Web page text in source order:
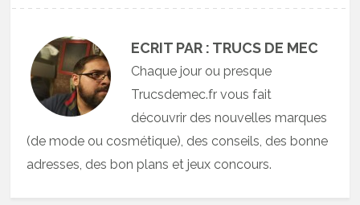
ECRIT PAR : TRUCS DE MEC
Chaque jour ou presque
Trucsdemec.fr vous fait
découvrir des nouvelles marques
(de mode ou cosmétique), des conseils, des bonne
adresses, des bon plans et jeux concours.